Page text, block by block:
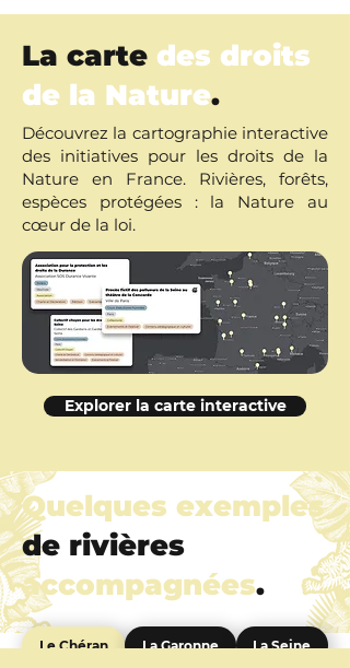
La carte des droits
de la Nature.
Découvrez la cartographie interactive
des initiatives pour les droits de la
Nature en France. Rivières, forêts,
espèces protégées : la Nature au
cœur de la loi.
Explorer la carte interactive
Quelques exemples
de rivières
accompagnées.
Le Chéran La Garonne La Seine